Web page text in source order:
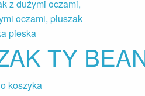
TY
koszyka